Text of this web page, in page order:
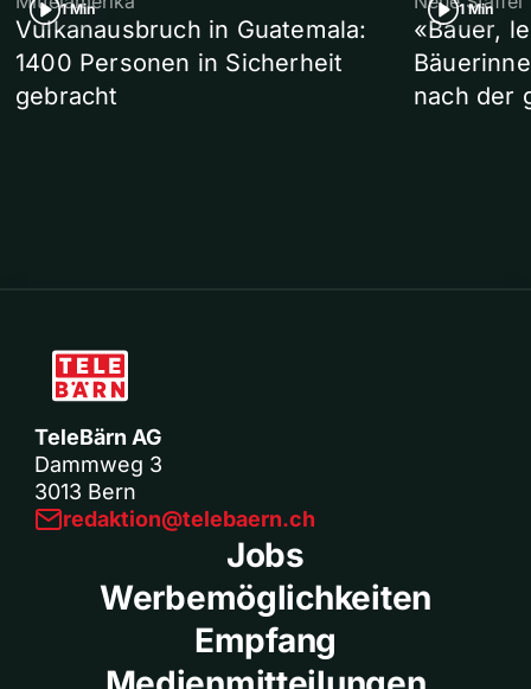
1 Min
Vulkanausbruch in Guatemala:
1400 Personen in Sicherheit
gebracht
1 Min
«Bauer,
nach der
TeleBärn AG
Dammweg 3
3013 Bern
redaktion@telebaern.ch
Jobs
Werbemöglichkeiten
Empfang